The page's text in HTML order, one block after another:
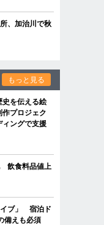
、加治川で秋
もっと見る
史を伝える絵
プロジェク
ングで支援
飲食料品値上
イブ」 宿泊ド
備えも必須